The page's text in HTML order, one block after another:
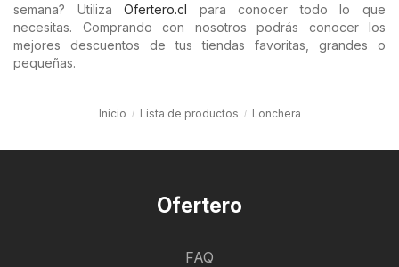
semana? UtilizaOfertero.cl para conocer todo lo que
necesitas. Comprando con nosotros podrás conocer los
mejores descuentos de tus tiendas favoritas, grandes o
pequeñas.
Inicio Lista de productos Lonchera
Ofertero
FAQ